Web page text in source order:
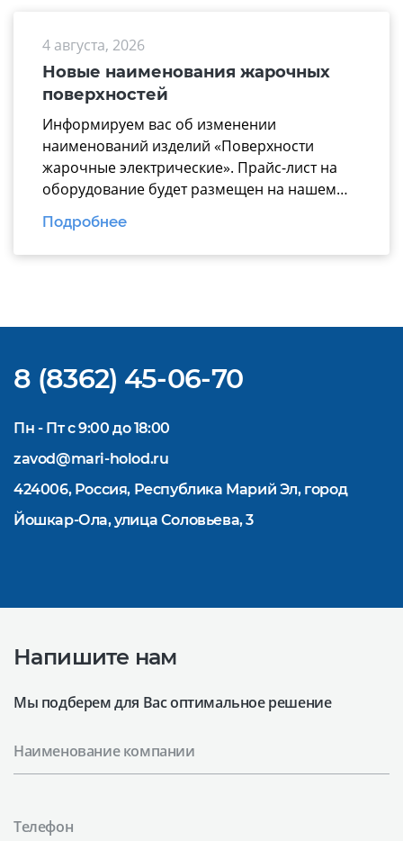
надежные технологические линии, где все
модули работают по единому стандарту. В
презентацию вошли ключевые модули для
эффективной комплектации горячего […]
4 августа, 2026
Новые наименования жарочных
поверхностей
Информируем вас об изменении
наименований изделий «Поверхности
жарочные электрические». Прайс-лист на
оборудование будет размещен на нашем
официальном
сайте https://www.mariholod.com/ в
Дилерском разделе «Прайсы».
Подробнее
8 (8362) 45-06-70
Пн - Пт с 9:00 до 18:00
zavod@mari-holod.ru
424006, Россия, Республика Марий Эл, город
Йошкар-Ола, улица Соловьева, 3
Напишите нам
Мы подберем для Вас оптимальное решение
Наименование компании
Телефон